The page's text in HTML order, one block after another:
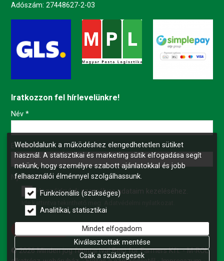
Adószám: 27448627-2-03
Iratkozzon fel hírlevelünkre!
-
-
-
Név *
E-mail*
Nyilatkozat*
Hozzájárulok személyes adataim kezeléséhez.
© 2026 Minden jog fenntartva! Best for Farmers Kft. - M-ROL
Weboldalunk a működéshez elengedhetetlen sütiket
használ. A statisztikai és marketing sütik elfogadása segít
nekünk, hogy személyre szabott ajánlatokkal és jobb
felhasználói élménnyel szolgálhassunk.
Funkcionális (szükséges)
Analitikai, statisztikai
Mindet elfogadom
Kiválasztottak mentése
Csak a szükségesek